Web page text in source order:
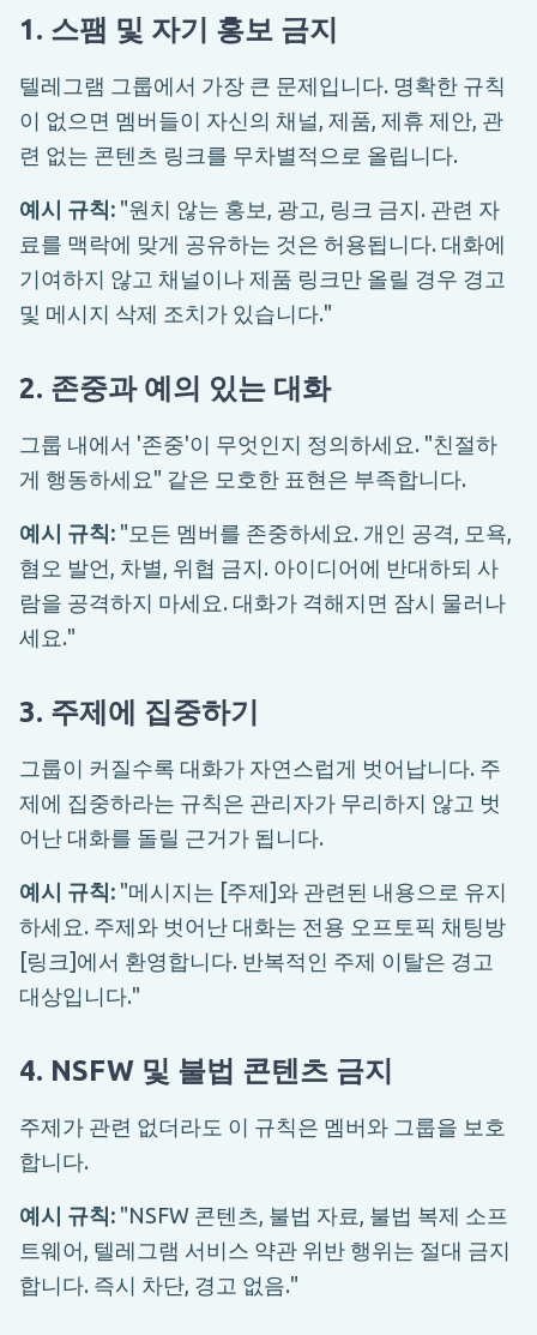
1. 스팸 및 자기 홍보 금지
텔레그램 그룹에서 가장 큰 문제입니다. 명확한 규칙
이 없으면 멤버들이 자신의 채널, 제품, 제휴 제안, 관
련 없는 콘텐츠 링크를 무차별적으로 올립니다.
예시 규칙: "원치 않는 홍보, 광고, 링크 금지. 관련 자
료를 맥락에 맞게 공유하는 것은 허용됩니다. 대화에
기여하지 않고 채널이나 제품 링크만 올릴 경우 경고
및 메시지 삭제 조치가 있습니다."
2. 존중과 예의 있는 대화
그룹 내에서 '존중'이 무엇인지 정의하세요. "친절하
게 행동하세요" 같은 모호한 표현은 부족합니다.
예시 규칙: "모든 멤버를 존중하세요. 개인 공격, 모욕,
혐오 발언, 차별, 위협 금지. 아이디어에 반대하되 사
람을 공격하지 마세요. 대화가 격해지면 잠시 물러나
세요."
3. 주제에 집중하기
그룹이 커질수록 대화가 자연스럽게 벗어납니다. 주
제에 집중하라는 규칙은 관리자가 무리하지 않고 벗
어난 대화를 돌릴 근거가 됩니다.
예시 규칙: "메시지는 [주제]와 관련된 내용으로 유지
하세요. 주제와 벗어난 대화는 전용 오프토픽 채팅방
[링크]에서 환영합니다. 반복적인 주제 이탈은 경고
대상입니다."
4. NSFW 및 불법 콘텐츠 금지
주제가 관련 없더라도 이 규칙은 멤버와 그룹을 보호
합니다.
예시 규칙: "NSFW 콘텐츠, 불법 자료, 불법 복제 소프
트웨어, 텔레그램 서비스 약관 위반 행위는 절대 금지
합니다. 즉시 차단, 경고 없음."